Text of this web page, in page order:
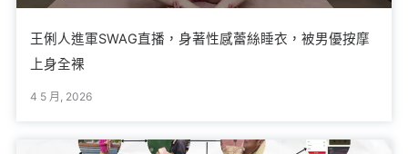
王俐人進軍SWAG直播，身著性感蕾絲睡衣，被男優按摩
上身全裸
4 5 月, 2026